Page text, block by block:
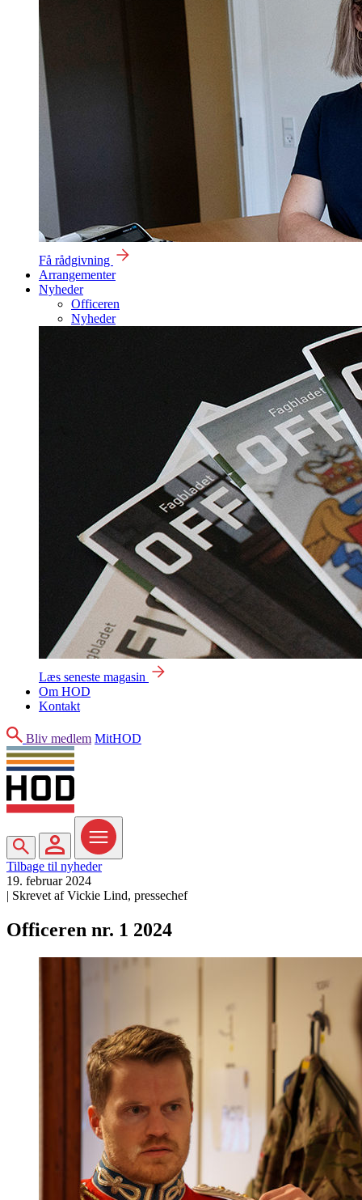
Få rådgivning
Arrangementer
Nyheder
Officeren
Nyheder
Læs seneste magasin
Om HOD
Kontakt
Søg
Bliv medlem MitHOD
Søg MitHOD Menu
Tilbage til nyheder
19. februar 2024
| Skrevet af Vickie Lind, pressechef
Officeren nr. 1 2024